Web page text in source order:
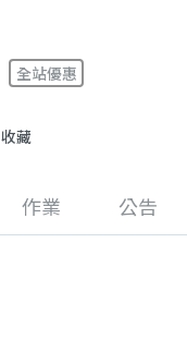
全站優惠
收藏
作業 公告